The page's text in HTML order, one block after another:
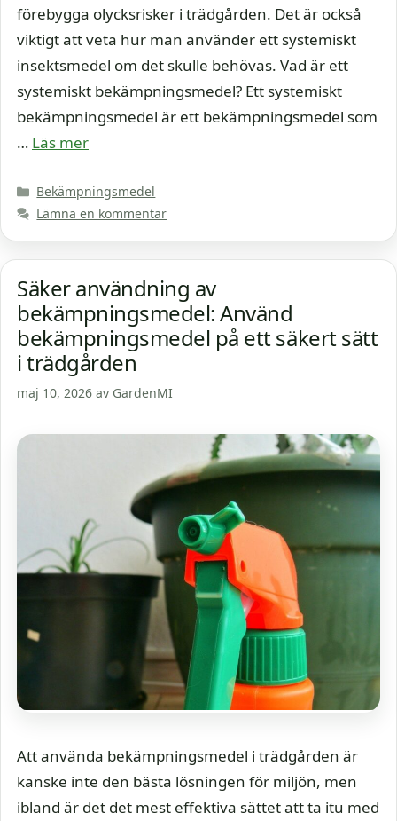
förebygga olycksrisker i trädgården. Det är också
viktigt att veta hur man använder ett systemiskt
insektsmedel om det skulle behövas. Vad är ett
systemiskt bekämpningsmedel? Ett systemiskt
bekämpningsmedel är ett bekämpningsmedel som
… Läs mer
Kategorier
Bekämpningsmedel
Lämna en kommentar
Säker användning av
bekämpningsmedel: Använd
bekämpningsmedel på ett säkert sätt
i trädgården
maj 10, 2026 av GardenMI
Att använda bekämpningsmedel i trädgården är
kanske inte den bästa lösningen för miljön, men
ibland är det det mest effektiva sättet att ta itu med